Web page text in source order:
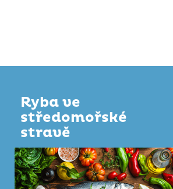
Ryba ve
středomořské
stravě